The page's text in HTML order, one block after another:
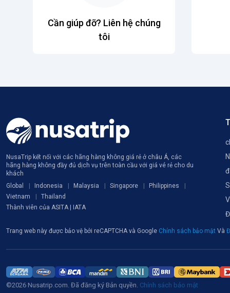
Cần giúp đỡ? Liên hệ chúng
tôi
NusaTrip kết nối với các hãng hàng không giá rẻ ở châu Á, các
hãng hàng không đầy đủ dịch vụ trên toàn cầu với giá vé rẻ cho du
khách
Global
Indonesia Malaysia Singapore
Philippines
Vietnam
Thailand
Thành viên của ASITA | IATA
Trang web này được bảo vệ bởi reCAPTCHA và Google Chính sách bảo mật Và
©2026 Nusatrip.com. Đã đăng ký Bản quyền. Chính sách bảo mật